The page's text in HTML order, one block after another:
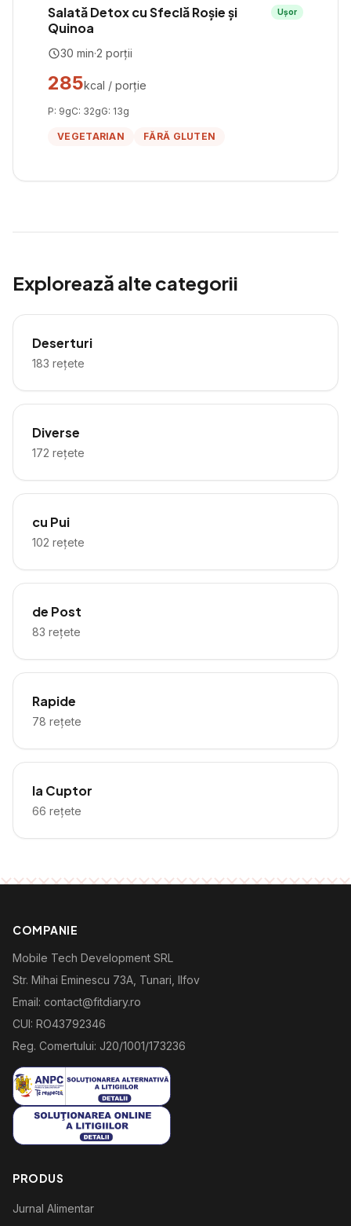
Salată Detox cu Sfeclă Roșie și
Quinoa
Ușor
30 min·2 porții
285kcal / porție
P: 9gC: 32gG: 13g
VEGETARIAN FĂRĂ GLUTEN
Explorează alte categorii
Deserturi
183 rețete
Diverse
172 rețete
cu Pui
102 rețete
de Post
83 rețete
Rapide
78 rețete
la Cuptor
66 rețete
COMPANIE
Mobile Tech Development SRL
Str. Mihai Eminescu 73A, Tunari, Ilfov
Email: contact@fitdiary.ro
CUI: RO43792346
Reg. Comertului: J20/1001/173236
PRODUS
Jurnal Alimentar